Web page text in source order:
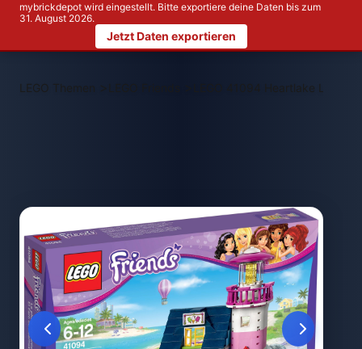
mybrickdepot wird eingestellt. Bitte exportiere deine Daten bis zum
31. August 2026.
Jetzt Daten exportieren
LEGO Themen > LEGO 41094 Heartlake